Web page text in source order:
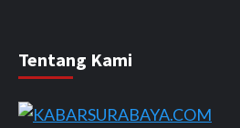
Tentang Kami